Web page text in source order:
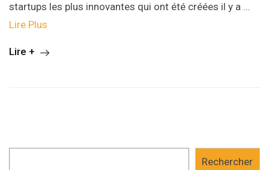
startups les plus innovantes qui ont été créées il y a …
Lire Plus
Lire +
Rechercher